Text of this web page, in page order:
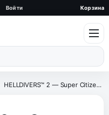
Войти Корзина
HELLDIVERS™ 2 — Super Citizen Edition для PlayStation 5